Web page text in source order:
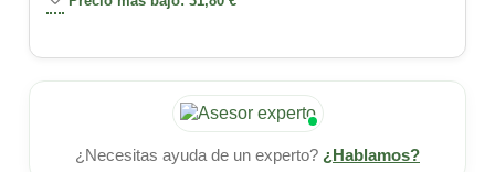
¿Necesitas ayuda de un experto? ¿Hablamos?